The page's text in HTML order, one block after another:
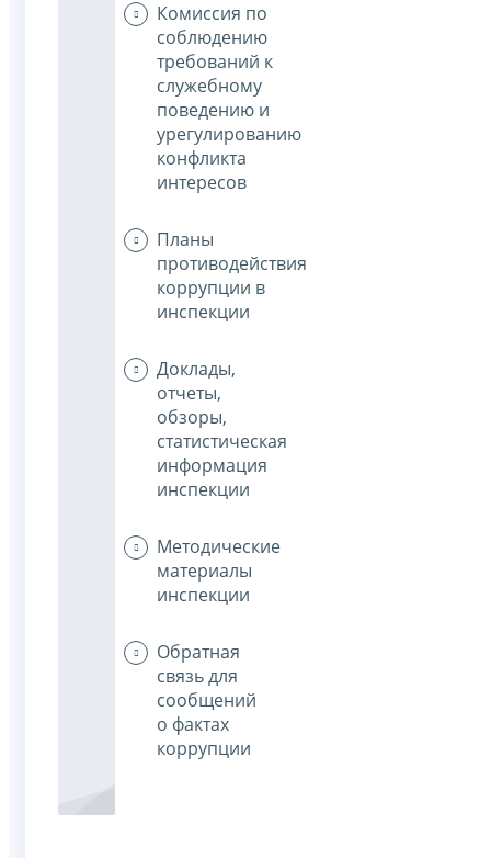
Комиссия по
соблюдению
требований к
служебному
поведению и
урегулированию
конфликта
интересов
Планы
противодействия
коррупции в
инспекции
Доклады,
отчеты,
обзоры,
статистическая
информация
инспекции
Методические
материалы
инспекции
Обратная
связь для
сообщений
о фактах
коррупции